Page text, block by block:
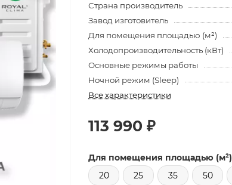
Страна производитель
Завод изготовитель
Для помещения площадью (м²)
Холодопроизводительность (кВт)
Основные режимы работы
Ночной режим (Sleep)
Все характеристики
113 990 ₽
Для помещения площадью (м²)
20
25 35 50